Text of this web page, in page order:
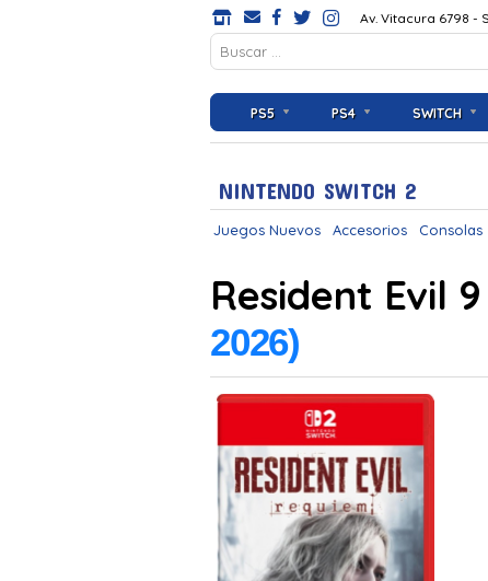
Av. Vitacura 6798 -
PS5 PS4 SWITCH
NINTENDO SWITCH 2
Juegos Nuevos Accesorios Consolas
Resident Evil
2026)